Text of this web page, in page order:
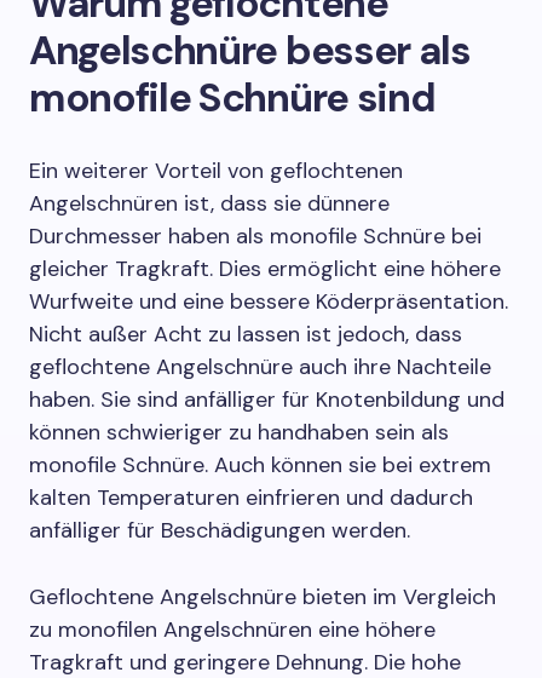
Angelschnüre besser als
monofile Schnüre sind
Ein weiterer Vorteil von geflochtenen
Angelschnüren ist, dass sie dünnere
Durchmesser haben als monofile Schnüre bei
gleicher Tragkraft. Dies ermöglicht eine höhere
Wurfweite und eine bessere Köderpräsentation.
Nicht außer Acht zu lassen ist jedoch, dass
geflochtene Angelschnüre auch ihre Nachteile
haben. Sie sind anfälliger für Knotenbildung und
können schwieriger zu handhaben sein als
monofile Schnüre. Auch können sie bei extrem
kalten Temperaturen einfrieren und dadurch
anfälliger für Beschädigungen werden.
Geflochtene Angelschnüre bieten im Vergleich
zu monofilen Angelschnüren eine höhere
Tragkraft und geringere Dehnung. Die hohe